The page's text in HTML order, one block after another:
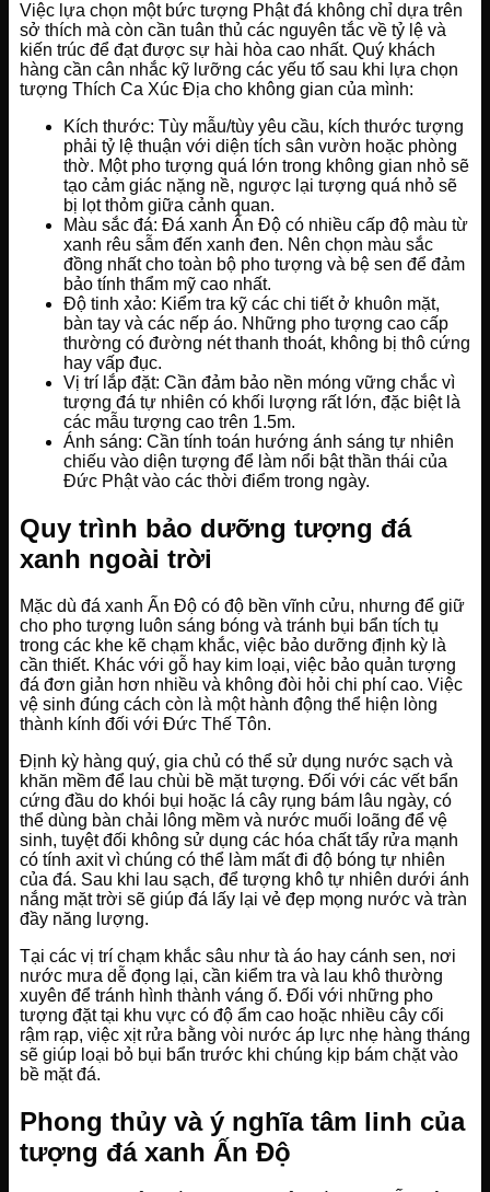
Việc lựa chọn một bức tượng Phật đá không chỉ dựa trên
sở thích mà còn cần tuân thủ các nguyên tắc về tỷ lệ và
kiến trúc để đạt được sự hài hòa cao nhất. Quý khách
hàng cần cân nhắc kỹ lưỡng các yếu tố sau khi lựa chọn
tượng Thích Ca Xúc Địa cho không gian của mình:
Kích thước: Tùy mẫu/tùy yêu cầu, kích thước tượng
phải tỷ lệ thuận với diện tích sân vườn hoặc phòng
thờ. Một pho tượng quá lớn trong không gian nhỏ sẽ
tạo cảm giác nặng nề, ngược lại tượng quá nhỏ sẽ
bị lọt thỏm giữa cảnh quan.
Màu sắc đá: Đá xanh Ấn Độ có nhiều cấp độ màu từ
xanh rêu sẫm đến xanh đen. Nên chọn màu sắc
đồng nhất cho toàn bộ pho tượng và bệ sen để đảm
bảo tính thẩm mỹ cao nhất.
Độ tinh xảo: Kiểm tra kỹ các chi tiết ở khuôn mặt,
bàn tay và các nếp áo. Những pho tượng cao cấp
thường có đường nét thanh thoát, không bị thô cứng
hay vấp đục.
Vị trí lắp đặt: Cần đảm bảo nền móng vững chắc vì
tượng đá tự nhiên có khối lượng rất lớn, đặc biệt là
các mẫu tượng cao trên 1.5m.
Ánh sáng: Cần tính toán hướng ánh sáng tự nhiên
chiếu vào diện tượng để làm nổi bật thần thái của
Đức Phật vào các thời điểm trong ngày.
Quy trình bảo dưỡng tượng đá
xanh ngoài trời
Mặc dù đá xanh Ấn Độ có độ bền vĩnh cửu, nhưng để giữ
cho pho tượng luôn sáng bóng và tránh bụi bẩn tích tụ
trong các khe kẽ chạm khắc, việc bảo dưỡng định kỳ là
cần thiết. Khác với gỗ hay kim loại, việc bảo quản tượng
đá đơn giản hơn nhiều và không đòi hỏi chi phí cao. Việc
vệ sinh đúng cách còn là một hành động thể hiện lòng
thành kính đối với Đức Thế Tôn.
Định kỳ hàng quý, gia chủ có thể sử dụng nước sạch và
khăn mềm để lau chùi bề mặt tượng. Đối với các vết bẩn
cứng đầu do khói bụi hoặc lá cây rụng bám lâu ngày, có
thể dùng bàn chải lông mềm và nước muối loãng để vệ
sinh, tuyệt đối không sử dụng các hóa chất tẩy rửa mạnh
có tính axit vì chúng có thể làm mất đi độ bóng tự nhiên
của đá. Sau khi lau sạch, để tượng khô tự nhiên dưới ánh
nắng mặt trời sẽ giúp đá lấy lại vẻ đẹp mọng nước và tràn
đầy năng lượng.
Tại các vị trí chạm khắc sâu như tà áo hay cánh sen, nơi
nước mưa dễ đọng lại, cần kiểm tra và lau khô thường
xuyên để tránh hình thành váng ố. Đối với những pho
tượng đặt tại khu vực có độ ẩm cao hoặc nhiều cây cối
rậm rạp, việc xịt rửa bằng vòi nước áp lực nhẹ hàng tháng
sẽ giúp loại bỏ bụi bẩn trước khi chúng kịp bám chặt vào
bề mặt đá.
Phong thủy và ý nghĩa tâm linh của
tượng đá xanh Ấn Độ